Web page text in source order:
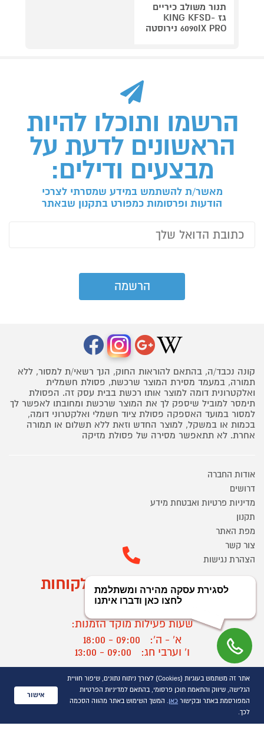
תנור משולב כיריים
גז KING KFSD-
6090IX PRO נירוסטה
הרשמו ותוכלו להיות
הראשונים לדעת על
מבצעים ודילים:
מאשר/ת להשתמש במידע שמסרתי לצרכי
הודעות ופרסומות כמפורט בתקנון שבאתר
קונה נכבד/ה, בהתאם להוראות החוק, הנך רשאי/ת למסור, ללא
תמורה, במעמד מסירת המוצר שרכשת, פסולת חשמלית
ואלקטרונית דומה למוצר אותו רכשת בבית עסק זה. הפסולת
תימסר למוביל שיספק לך את המוצר שרכשת ומחובתו לאפשר לך
למסור במועד האספקה פסולת ציוד חשמלי ואלקטרוני דומה,
בכמות או במשקל, למוצר החדש וזאת ללא תשלום או תמורה
אחרת. לא תתאפשר מסירה של פסולת מזיקה
אודות החברה
דרושים
מדיניות פרטיות ואבטחת מידע
תקנון
מפת האתר
צור קשר
הצהרת נגישות
מוקד הזמנות ושירות לקוחות
03-9545370
שעות פעילות מוקד הזמנות:
א' - ה':
09:00 - 18:00
ו' וערבי חג:
09:00 - 13:00
שעות פעילות מוקד שירות לקוחות:
א' - ד':
09:00 - 16:30
ה :
09:00 - 16:00
אתר זה משתמש בעוגיות (Cookies) לצורך ניתוח נתונים, שיפור חוויית
הגלישה, שיווק והתאמת תוכן פרסומי, בהתאם למדיניות הפרטיות
המפורסמת באתר ובקישור כאן. המשך השימוש באתר מהווה הסכמה
לכך.
אישור